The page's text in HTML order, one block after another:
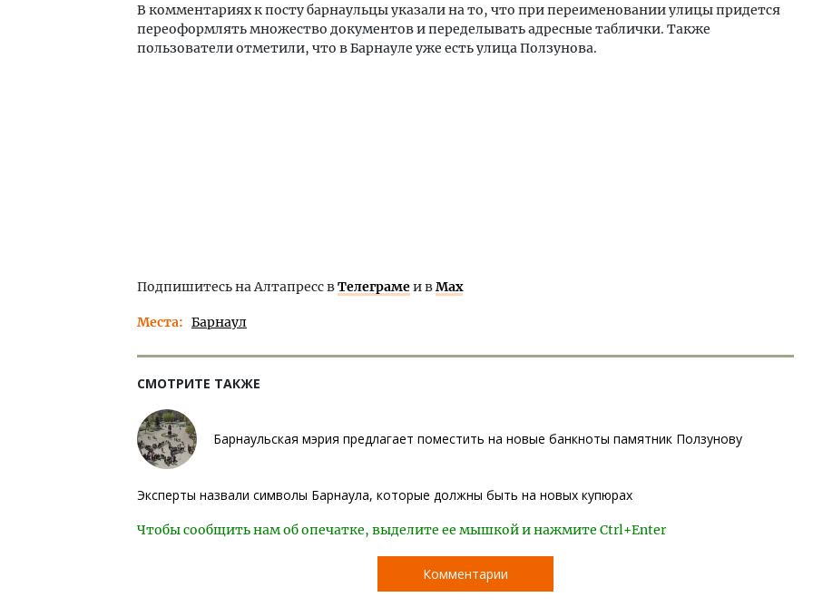
В комментариях к посту барнаульцы указали на то, что при переименовании улицы придется
переоформлять множество документов и переделывать адресные таблички. Также
пользователи отметили, что в Барнауле уже есть улица Ползунова.
Подпишитесь на Алтапресс вТелеграмеи вMax
Места Барнаул
СМОТРИТЕ ТАКЖЕ
Барнаульская мэрия предлагает поместить на новые банкноты памятник Ползунову
Эксперты назвали символы Барнаула, которые должны быть на новых купюрах
Чтобы сообщить нам об опечатке, выделите ее мышкой и нажмите Ctrl+Enter
Комментарии